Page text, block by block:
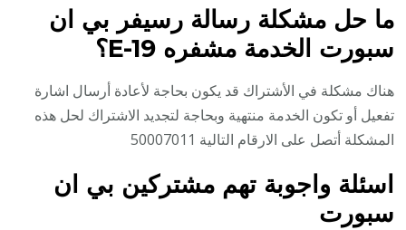
ما حل مشكلة رسالة رسيفر بي ان
سبورت الخدمة مشفره E-19؟
هناك مشكلة في الأشتراك قد يكون بحاجة لأعادة أرسال اشارة
تفعيل أو تكون الخدمة منتهية وبحاجة لتجديد الاشتراك لحل هذه
المشكلة أتصل على الارقام التالية 50007011
اسئلة واجوبة تهم مشتركين بي ان
سبورت